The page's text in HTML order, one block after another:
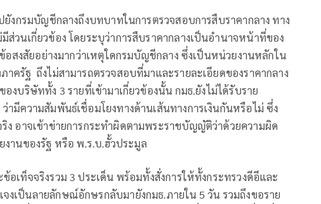
งกรมบัญชีกลางถึงบทบาทในการตรวจสอบการสืบราคากลาง ทาง
ส่วนเกี่ยวข้อง โดยระบุว่าการสืบราคากลางเป็นอำนาจหน้าที่ของ
อสงสัยอย่างมากว่าเหตุใดกรมบัญชีกลาง ซึ่งเป็นหน่วยงานหลักใน
าครัฐ ถึงไม่สามารถตรวจสอบที่มาและรายละเอียดของราคากลาง
งบริษัททั้ง 3 รายที่เข้ามาเกี่ยวข้องนั้น กมธ.ยังไม่ได้รับราย
มีความสัมพันธ์เชื่อมโยงทางด้านเส้นทางการเงินกันหรือไม่ ซึ่ง
ง อาจเข้าข่ายการกระทำผิดตามพระราชบัญญัติว่าด้วยความผิด
งานของรัฐ หรือ พ.ร.บ.ฮั้วประมูล
อเท็จจริงรวม 3 ประเด็น พร้อมทั้งสั่งการให้ทั้งกระทรวงดีอีและ
งเป็นลายลักษณ์อักษรกลับมายังกมธ.ภายใน 5 วัน รวมถึงขอราย